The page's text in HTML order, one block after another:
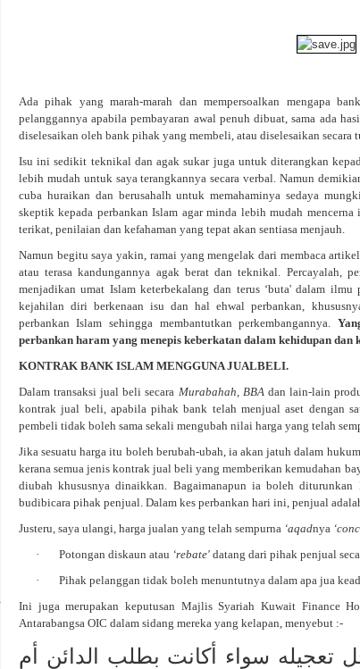
Ada pihak yang marah-marah dan mempersoalkan mengapa
pelanggannya apabila pembayaran awal penuh dibuat, sama ada
diselesaikan oleh bank pihak yang membeli, atau diselesaikan secara
Isu ini sedikit teknikal dan agak sukar juga untuk diterangkan
lebih mudah untuk saya terangkannya secara verbal. Namun
cuba huraikan dan berusahalh untuk memahaminya sedaya
skeptik kepada perbankan Islam agar minda lebih mudah
terikat, penilaian dan kefahaman yang tepat akan sentiasa menjauh.
Namun begitu saya yakin, ramai yang mengelak dari membaca
atau terasa kandungannya agak berat dan teknikal. Percayalah,
menjadikan umat Islam keterbekalang dan terus ‘buta' dalam ilmu
kejahilan diri berkenaan isu dan hal ehwal perbankan,
perbankan Islam sehingga membantutkan perkembangannya.
perbankan haram yang menepis keberkatan dalam kehidupan dan
KONTRAK BANK ISLAM MENGGUNA JUALBELI.
Dalam transaksi jual beli secara Murabahah, BBA dan lain-lain
kontrak jual beli, apabila pihak bank telah menjual aset dengan
pembeli tidak boleh sama sekali mengubah nilai harga yang telah
Jika sesuatu harga itu boleh berubah-ubah, ia akan jatuh dalam
kerana semua jenis kontrak jual beli yang memberikan kemudahan
diubah khususnya dinaikkan. Bagaimanapun ia boleh
budibicara pihak penjual. Dalam kes perbankan hari ini, penjual
Justeru, saya ulangi, harga jualan yang telah sempurna ‘aqadnya
·
Potongan diskaun atau ‘rebate'datang dari pihak penjual
·
Pihak pelanggan tidak boleh menuntutnya dalam apa jua
Ini juga merupakan keputusan Majlis Syariah Kuwait Finance
Antarabangsa OIC dalam sidang mereka yang kelapan, menyebut :-
تعجيله سواء أكانت بطلب الدائن أم